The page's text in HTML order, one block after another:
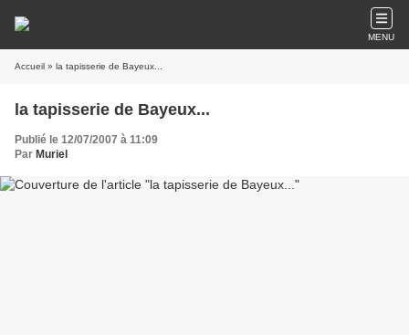
MENU
Accueil » la tapisserie de Bayeux...
la tapisserie de Bayeux...
Publié le 12/07/2007 à 11:09
Par Muriel